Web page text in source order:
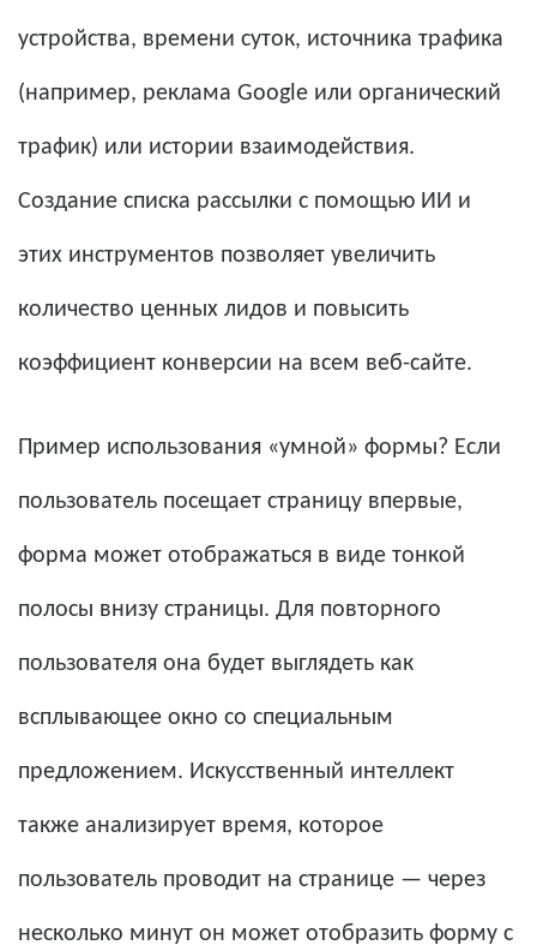
устройства, времени суток, источника трафика
(например, реклама Google или органический
трафик) или истории взаимодействия.
Создание списка рассылки с помощью ИИ и
этих инструментов позволяет увеличить
количество ценных лидов и повысить
коэффициент конверсии на всем веб-сайте.
Пример использования «умной» формы? Если
пользователь посещает страницу впервые,
форма может отображаться в виде тонкой
полосы внизу страницы. Для повторного
пользователя она будет выглядеть как
всплывающее окно со специальным
предложением. Искусственный интеллект
также анализирует время, которое
пользователь проводит на странице — через
несколько минут он может отобразить форму с